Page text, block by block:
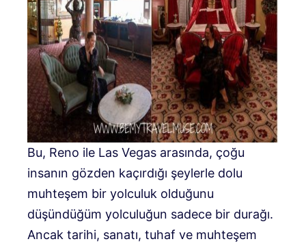
Bu, Reno ile Las Vegas arasında, çoğu
insanın gözden kaçırdığı şeylerle dolu
muhteşem bir yolculuk olduğunu
düşündüğüm yolculuğun sadece bir durağı.
Ancak tarihi, sanatı, tuhaf ve muhteşem